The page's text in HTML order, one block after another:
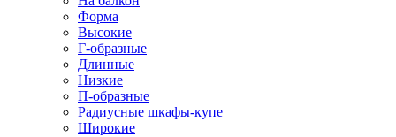
Форма
Высокие
Г-образные
Длинные
Низкие
П-образные
Радиусные шкафы-купе
Широкие